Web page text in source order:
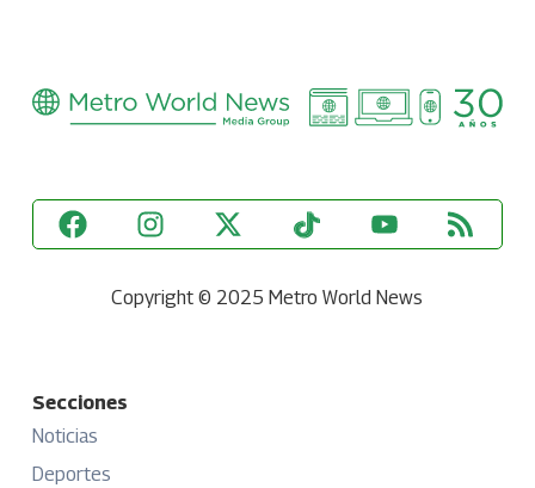
Copyright © 2025 Metro World News
Secciones
Noticias
Deportes